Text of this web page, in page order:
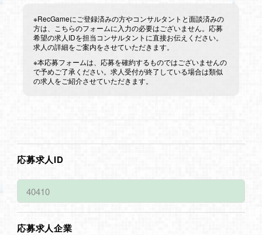
※RecGameにご登録済みの方やコンサルタントと面談済みの
方は、こちらのフォームに入力の必要はございません。応募
希望の求人IDを担当コンサルタントに直接お伝えください。
求人の詳細をご案内をさせていただきます。
※本応募フォームは、応募を確約するものではございませんの
で予めご了承ください。求人受付が終了している場合は類似
の求人をご紹介させていただきます。
応募求人ID
応募求人企業